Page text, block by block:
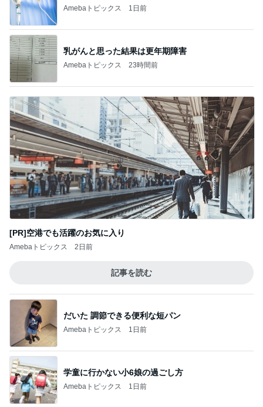
Amebaトピックス 1日前
乳がんと思った結果は更年期障害
Amebaトピックス 23時間前
[PR]空港でも活躍のお気に入り
Amebaトピックス 2日前
記事を読む
だいた 調節できる便利な短パン
Amebaトピックス 1日前
学童に行かない小6娘の過ごし方
Amebaトピックス 1日前